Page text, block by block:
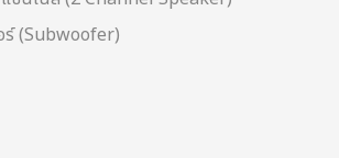
ร์ (Subwoofer)